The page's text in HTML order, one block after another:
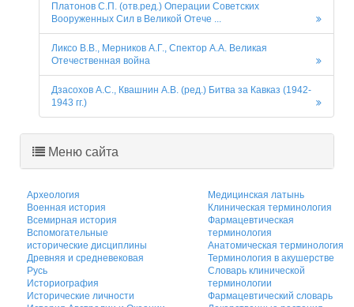
Платонов С.П. (отв.ред.) Операции Советских
Вооруженных Сил в Великой Отече ...
Ликсо В.В., Мерников А.Г., Спектор А.А. Великая
Отечественная война
Дзасохов А.С., Квашнин А.В. (ред.) Битва за Кавказ (1942-
1943 гг.)
Меню сайта
Археология
Военная история
Всемирная история
Вспомогательные
исторические дисциплины
Древняя и средневековая
Русь
Историография
Исторические личности
Медицинская латынь
Клиническая терминология
Фармацевтическая
терминология
Анатомическая терминология
Терминология в акушерстве
Словарь клинической
терминологии
Фармацевтический словарь